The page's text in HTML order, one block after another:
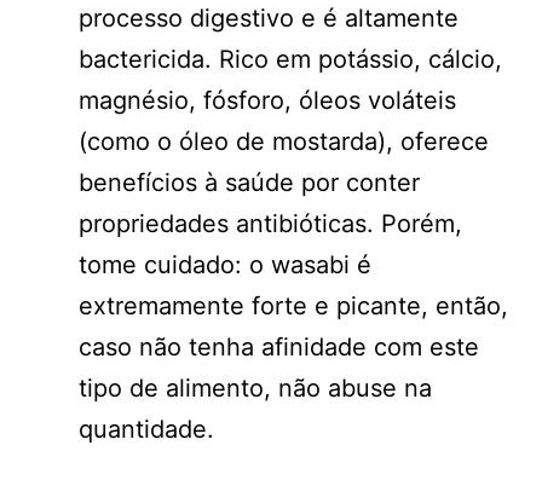
processo digestivo e é altamente
bactericida. Rico em potássio, cálcio,
magnésio, fósforo, óleos voláteis
(como o óleo de mostarda), oferece
benefícios à saúde por conter
propriedades antibióticas. Porém,
tome cuidado: o wasabi é
extremamente forte e picante, então,
caso não tenha afinidade com este
tipo de alimento, não abuse na
quantidade.